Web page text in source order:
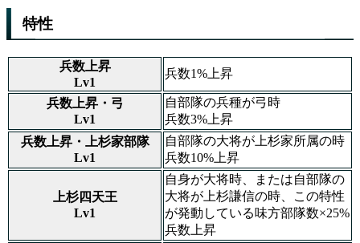
特性
兵数上昇
Lv1
兵数1%上昇
兵数上昇・弓
Lv1
自部隊の兵種が弓時
兵数3%上昇
兵数上昇・上杉家部隊
Lv1
自部隊の大将が上杉家所属の時
兵数10%上昇
上杉四天王
Lv1
自身が大将時、または自部隊の
大将が上杉謙信の時、この特性
が発動している味方部隊数×25%
兵数上昇